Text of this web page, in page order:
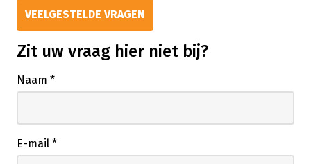
VEELGESTELDE VRAGEN
Zit uw vraag hier niet bij?
Naam *
E-mail *